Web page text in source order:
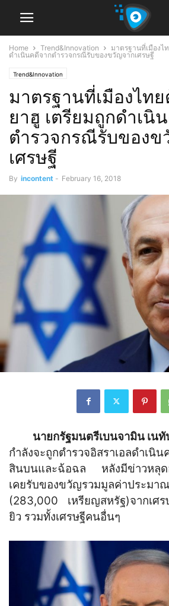
Home Trend&Innovation
มาตรฐานที่เมืองไ
ดำเนินคดีจากตำรวจกรณีรับของขวัญจากเศรษฐี
Trend&Innovation
มาตรฐานที่เมืองไท
ยาฮู เตรียมถูกดำเนิ
ตำรวจกรณีรับของข
เศรษฐี
By incontent - February 16, 2018
นายกรัฐมนตรีเบนจามิน เนทั
กำลังจะถูกตำรวจอิสราเอลดำ
สินบนและฉ้อฉล หลังมีข่าวหลุด
เคยรับของขวัญรวมมูลค่าประ
(283,000 เหรียญสหรัฐ)จากเศร
ยิว รวมทั้งเศรษฐีคนอื่นๆ